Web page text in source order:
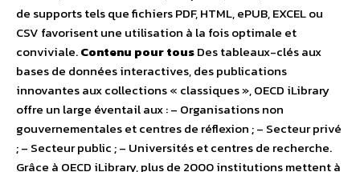
de supports tels que fichiers PDF, HTML, ePUB, EXCEL ou
CSV favorisent une utilisation à la fois optimale et
conviviale.Contenu pour tousDes tableaux-clés aux
bases de données interactives, des publications
innovantes aux collections « classiques », OECD iLibrary
offre un large éventail aux : – Organisations non
gouvernementales et centres de réflexion ; – Secteur privé
; – Secteur public ; – Universités et centres de recherche.
Grâce à OECD iLibrary, plus de 2000 institutions mettent à